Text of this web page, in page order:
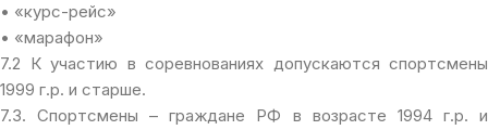
• «курс-рейс»
• «марафон»
7.2 К участию в соревнованиях допускаются спортсмены
1999 г.р. и старше.
7.3. Спортсмены – граждане РФ в возрасте 1994 г.р. и